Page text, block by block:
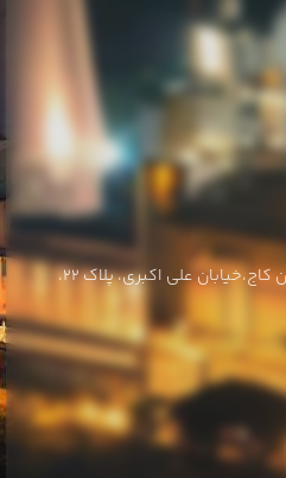
تهران سعادت آباد، میدان کاج،خیابان علی اکبری، پلاک 22،